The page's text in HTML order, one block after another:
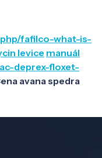
fafilco-what-is-
levice manuál
deprex-floxet-
avana spedra